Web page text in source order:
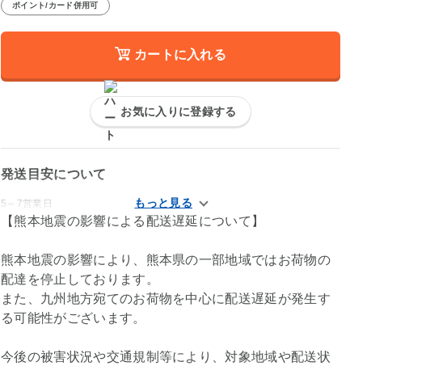
ポイント/カード併用可
カートに入れる
お気に入りに登録する
発送目安について
5～7営業日
【熊本地震の影響による配送遅延について】
熊本地震の影響により、熊本県の一部地域ではお荷物の
配達を停止しております。
また、九州地方宛てのお荷物を中心に配送遅延が発生す
る可能性がございます。
今後の被害状況や交通規制等により、対象地域や配送状